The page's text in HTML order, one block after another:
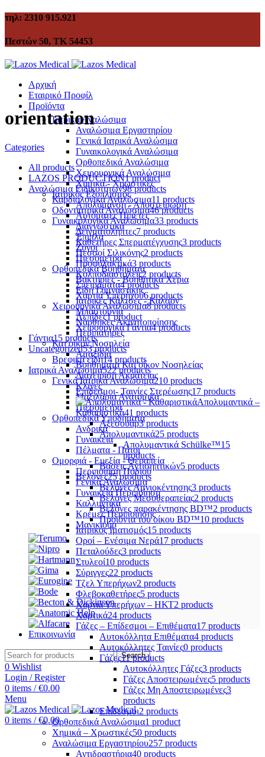
τηλ: 2310 915.921
Πεστών 50, ΤΚ 54453
Αρχική
Εταιρικό Προφίλ
Προϊόντα
Ιατρικά Αναλώσιμα
Αναλώσιμα Εργαστηρίου
Γενικά Ιατρικά Αναλώσιμα
Γυναικολογικά Αναλώσιμα
Ορθοπεδικά Αναλώσιμα
Χειρουργικά Αναλώσιμα
Χημικά - Χρωστικές
Ιατρικός Εξοπλισμός
Απολύμανση - Αποστείρωση
Αυτόματες Πιπέτες
Διαγνωστικά
Έπιπλα
Ζυγοί
Πιεσόμετρα
Ορθοπεδικά Βοηθήματα
Βακτηρίες - Βοηθητικά Χέρια
Είδη Γυμναστικής
Ιατρικές Κάλτσες - Καλσόν
Μπαστούνια
Νάρθηκες Ακινητοποίησης
Περιπατήρες
Κατ'οίκον Νοσηλεία
Αμαξίδια
Βοηθήματα Κατ'οίκον Νοσηλείας
Διαχείριση Ακράτειας
Κλίνες
Μαξιλάρια Ανατομικά
Πιεσόμετρα
Ορθοπεδικά Υποδήματα
Ανδρικά
Γυναικεία
Πέλματα - Πάτοι
Ομορφιά - Ευεξία - Θεραπεία
Περιποίηση Ποδιού
Γενικά Αναλώσιμα
Γυναικεία Περιποίηση
Καλλυντικά
Κρέμες Περιποίησης
Μανικιούρ
Επικοινωνία
Search
0 Wishlist
Login / Register
0 items / €0.00
Menu
0 items / €0.00
orientation
Categories
All products
LAZOS PRODUCTION1 product
Αναλώσιμα Ειδικοτήτων98 products
Καρδιολογικά Αναλώσιμα11 products
Οδοντιατρικά Αναλώσιμα46 products
Γυναικολογικά Αναλώσιμα33 products
Δειγματολήπτες7 products
Καθετήρες Σπερματέγχυσης3 products
Πεσσοί Σιλικόνης2 products
Προφυλακτικά3 products
Κολποδιαστολείς2 products
Σπειράματα4 products
Χαρτιά Υπερήχου6 products
Χειρουργικά Αναλώσιμα8 products
Λεπίδες1 product
Χειρουργικά Γάντια4 products
Γάντια15 products
Uncategorized53 products
Βρεφικά είδη14 products
Ιατρικά Αναλώσιμα522 products
Γενικά Ιατρικά Αναλώσιμα210 products
Επίδεσμοι- Ταινίες Στερέωσης17 products
Απολυμαντικά –
Καθαριστικά41 products
Αξεσουάρ3 products
Απολυμαντικά25 products
Απολυμαντικά Schülke™15
products
Βάσεις Αντισηπτικών5 products
Βελόνες25 products
Βελόνες Αμνιοκέντησης3 products
Βελόνες Μεσοθεραπείας2 products
Βελόνες παρακέντησης BD™2 products
Προϊόντα του οίκου BD™10 products
Ιατρικός Ιματισμός15 products
Οροί – Ενέσιμα Νερά17 products
Πεταλούδες3 products
Στυλεοί10 products
Σύριγγες22 products
Τζελ Υπερήχων2 products
Φλεβοκαθετήρες5 products
Χαρτιά Υπερήχων – ΗΚΤ2 products
Χαρτικά24 products
Γάζες – Επίδεσμοι – Επιθέματα17 products
Αυτοκόλλητα Επιθέματα4 products
Αυτοκόλλητες Ταινίες0 products
Γάζες11 products
Αυτοκόλλητες Γάζες3 products
Γάζες Αποστειρωμένες5 products
Γάζες Μη Αποστειρωμένες3
products
Επίδεσμοι2 products
Ορθοπεδικά Αναλώσιμα1 product
Χημικά – Χρωστικές50 products
Αναλώσιμα Εργαστηρίου257 products
Αντιδραστήρια40 products